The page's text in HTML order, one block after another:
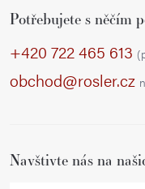
Potřebujete s něčím
+420 722 465 613
obchod@rosler.cz
Navštivte nás na